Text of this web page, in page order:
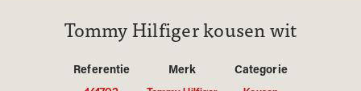
Tommy Hilfiger kousen wit
Referentie
Merk
Categorie